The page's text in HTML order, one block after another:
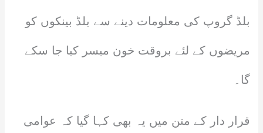
بلڈ گروپ کی معلومات دینے سے بلڈ بینکوں کو
مریضوں کے لئے بروقت خون میسر کیا جا سکے
گا۔
قرار دار کے متن میں یہ بھی کہا گیا کہ عوامی